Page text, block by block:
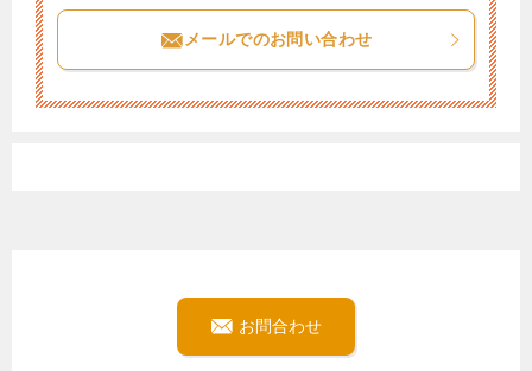
メールでのお問い合わせ
お問合わせ